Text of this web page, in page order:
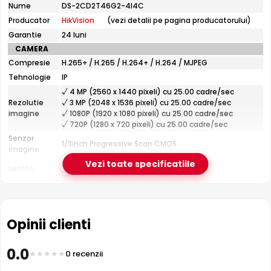
e-Camere.ro recomanda acest produs pentru:
perimetre mari: curti, depozite, spatii industriale;
instalari profesionale cu cablare UTP structurata.
Tehnologie HikVision AcuSense
Datorita tehnologieiAcuSensede la HikVision, camera
clasifica inteligent tintele detectate in persoane si
vehicule, minimizand alarmele false si permitand
cautarea rapida in inregistrari dupa tipul de obiect.
HikVision DS-2CD2T46G2-4I4C dispune de iluminare
HikVision
DS-
2CD2T46G2-
4I4C
Nume
DS-2CD2T46G2-4I4C
Producator
HikVision
(vezi detalii pe pagina producatorului)
Garantie
24 luni
CAMERA
Compresie
H.265+ / H.265 / H.264+ / H.264 / MJPEG
Tehnologie
IP
Rezolutie
imagine
√ 4 MP (2560 x 1440 pixeli) cu 25.00 cadre/sec
√ 3 MP (2048 x 1536 pixeli) cu 25.00 cadre/sec
√ 1080P (1920 x 1080 pixeli) cu 25.00 cadre/sec
√ 720P (1280 x 720 pixeli) cu 25.00 cadre/sec
Senzor
imagine
1/3inch Progressive Scan CMOS
Fixa
Distanta focala: 4.0 mm(83.0°)
Format
Cu picior
Material
Vezi toate specificatiile
Opinii clienti
0.0 0 recenzii